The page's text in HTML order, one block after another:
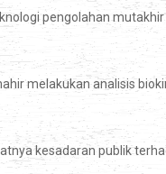
pengolahan
melakukan analisis
kesadaran publik